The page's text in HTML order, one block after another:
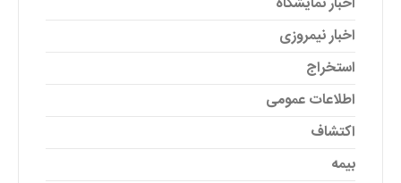
اخبار نیمروزی
استخراج
اطلاعات عمومی
اکتشاف
بیمه